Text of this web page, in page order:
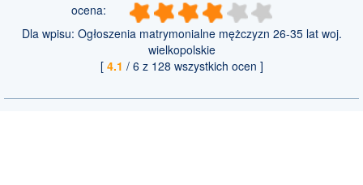
ocena:
Dla wpisu: Ogłoszenia matrymonialne mężczyzn 26-35 lat woj.
wielkopolskie
[ 4.1 / 6 z 128 wszystkich ocen ]